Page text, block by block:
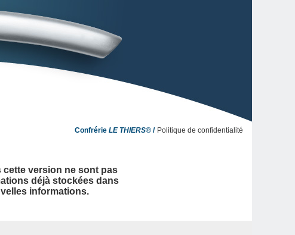
Confrérie LE THIERS® Politique de confidentialité
cette version ne sont pas
déjà stockées dans
informations.